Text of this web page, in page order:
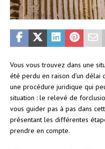
Vous vous trouvez dans une
été perdu en raison d’un délai
une procédure juridique qui
situation : le relevé de
vous guider pas à pas dans
présentant les différentes
prendre en compte.